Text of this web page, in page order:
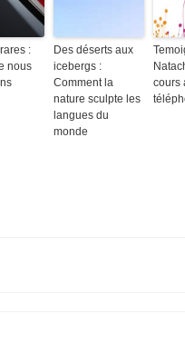
:
nous
Des déserts aux
icebergs :
Comment la
nature sculpte les
langues du
monde
cours
qui
le jeu
processus
langue avec des
films en version
originale sous-
titrée ?